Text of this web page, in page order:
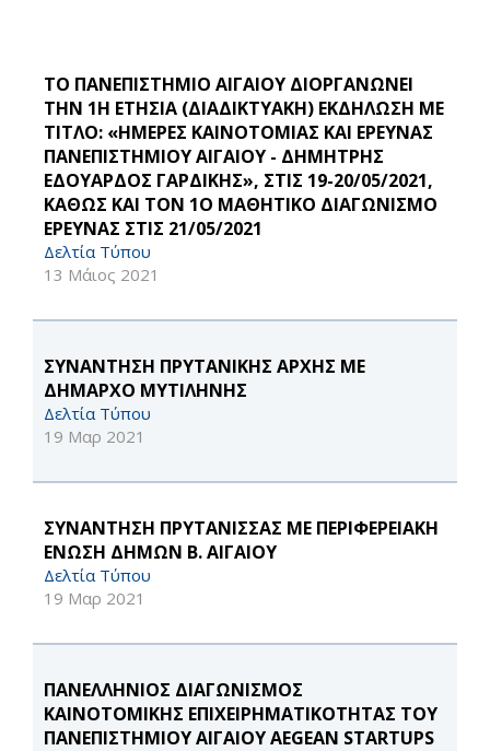
ΤΟ ΠΑΝΕΠΙΣΤΗΜΙΟ ΑΙΓΑΙΟΥ ΔΙΟΡΓΑΝΩΝΕΙ
ΤΗΝ 1Η ΕΤΗΣΙΑ (ΔΙΑΔΙΚΤΥΑΚΗ) ΕΚΔΗΛΩΣΗ ΜΕ
ΤΙΤΛΟ: «ΗΜΕΡΕΣ ΚΑΙΝΟΤΟΜΙΑΣ ΚΑΙ ΕΡΕΥΝΑΣ
ΠΑΝΕΠΙΣΤΗΜΙΟΥ ΑΙΓΑΙΟΥ - ΔΗΜΗΤΡΗΣ
ΕΔΟΥΑΡΔΟΣ ΓΑΡΔΙΚΗΣ», ΣΤΙΣ 19-20/05/2021,
ΚΑΘΩΣ ΚΑΙ ΤΟΝ 1Ο ΜΑΘΗΤΙΚΟ ΔΙΑΓΩΝΙΣΜΟ
ΕΡΕΥΝΑΣ ΣΤΙΣ 21/05/2021
Δελτία Τύπου
13 Μάιος 2021
ΣΥΝΑΝΤΗΣΗ ΠΡΥΤΑΝΙΚΗΣ ΑΡΧΗΣ ΜΕ
ΔΗΜΑΡΧΟ ΜΥΤΙΛΗΝΗΣ
Δελτία Τύπου
19 Μαρ 2021
ΣΥΝΑΝΤΗΣΗ ΠΡΥΤΑΝΙΣΣΑΣ ΜΕ ΠΕΡΙΦΕΡΕΙΑΚΗ
ΕΝΩΣΗ ΔΗΜΩΝ Β. ΑΙΓΑΙΟΥ
Δελτία Τύπου
19 Μαρ 2021
ΠΑΝΕΛΛΗΝΙΟΣ ΔΙΑΓΩΝΙΣΜΟΣ
ΚΑΙΝΟΤΟΜΙΚΗΣ ΕΠΙΧΕΙΡΗΜΑΤΙΚΟΤΗΤΑΣ ΤΟΥ
ΠΑΝΕΠΙΣΤΗΜΙΟΥ ΑΙΓΑΙΟΥ AEGEAN STARTUPS